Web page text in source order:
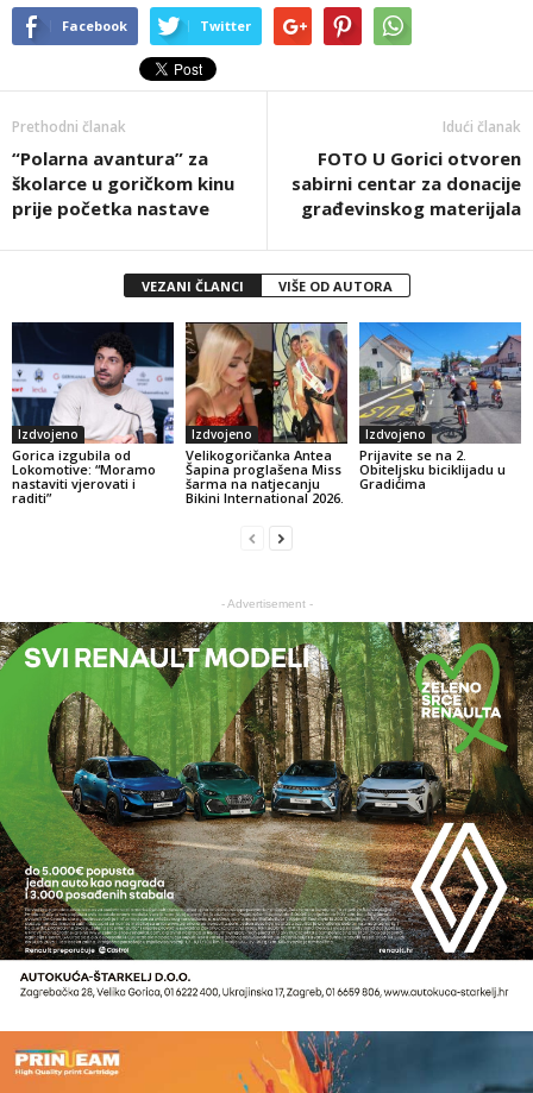
Facebook Twitter
Prethodni članak
“Polarna avantura” za
školarce u goričkom kinu
prije početka nastave
Idući članak
FOTO U Gorici otvoren
sabirni centar za donacije
građevinskog materijala
VEZANI ČLANCI VIŠE OD AUTORA
Izdvojeno
Gorica izgubila od
Lokomotive: “Moramo
nastaviti vjerovati i
raditi”
Izdvojeno
Velikogoričanka Antea
Šapina proglašena Miss
šarma na natjecanju
Bikini International 2026.
Izdvojeno
Prijavite se na 2.
Obiteljsku biciklijadu u
Gradićima
- Advertisement -